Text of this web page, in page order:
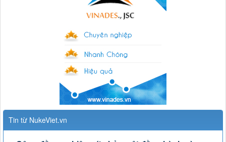
Tin từ NukeViet.vn